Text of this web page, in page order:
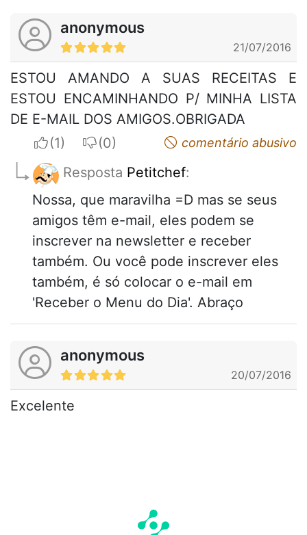
anonymous
21/07/2016
ESTOU AMANDO A SUAS RECEITAS E
ESTOU ENCAMINHANDO P/ MINHA LISTA
DE E-MAIL DOS AMIGOS.OBRIGADA
I apreciateI do not appreciatecomentário abusivo
Resposta Petitchef:
Nossa, que maravilha =D mas se seus
amigos têm e-mail, eles podem se
inscrever na newsletter e receber
também. Ou você pode inscrever eles
também, é só colocar o e-mail em
'Receber o Menu do Dia'. Abraço
anonymous
20/07/2016
Excelente